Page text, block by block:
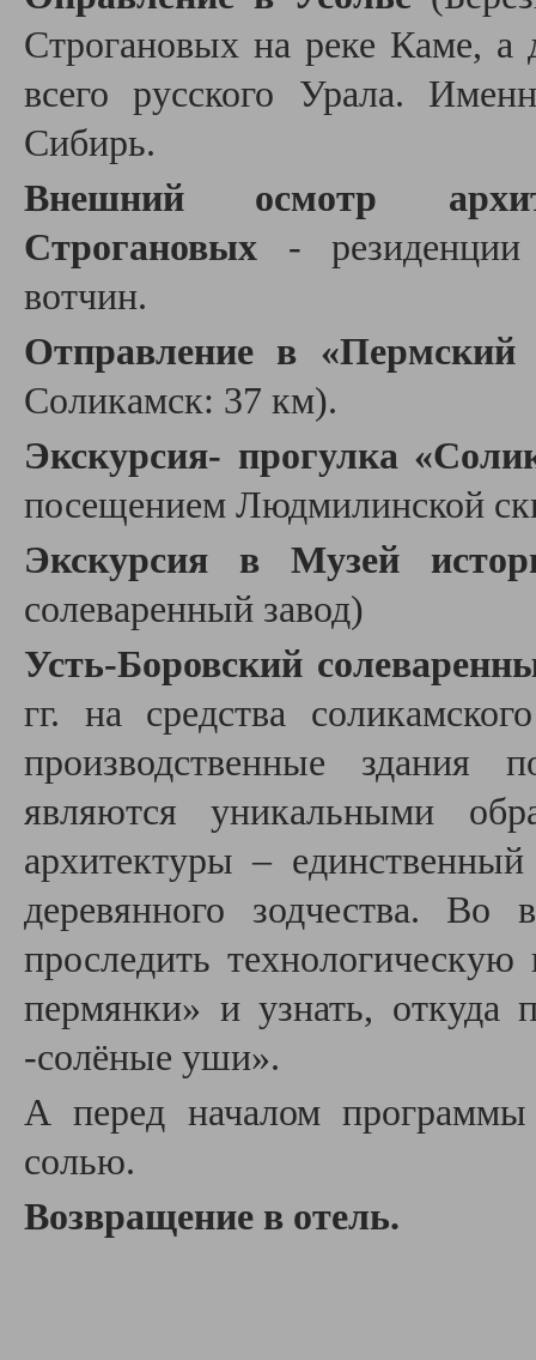
Строгановых на реке Каме,
всего русского Урала.
Сибирь.
Внешний осмотр
Строгановых -
вотчин.
Отправление в «Пермский
Соликамск: 37 км).
Экскурсия- прогулка
посещением Людмилинской
Экскурсия в Музей
солеваренный завод)
Усть-Боровский
гг. на средства
производственные
являются уникальными
архитектуры –
деревянного зодчества.
проследить
пермянки» и узнать, откуда
-солёные уши».
А перед началом
солью.
Возвращение в отель.